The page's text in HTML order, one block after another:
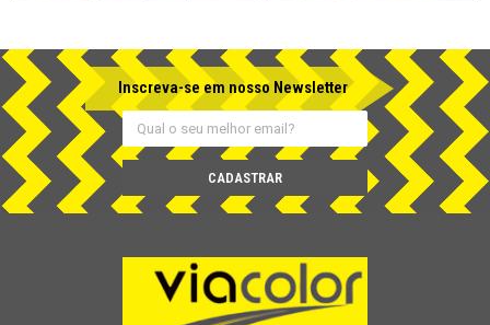
Inscreva-se em nosso Newsletter
CADASTRAR